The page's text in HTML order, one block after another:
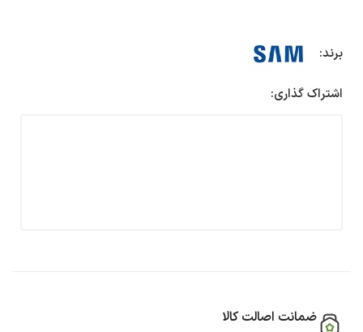
برند:
اشتراک گذاری:
ضمانت اصالت کالا